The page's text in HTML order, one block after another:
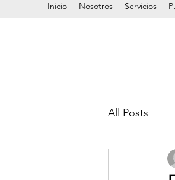
Inicio Nosotros Servicios
All Posts